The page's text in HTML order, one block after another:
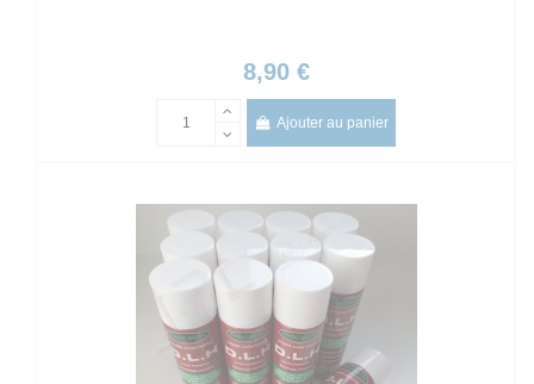
8,90 €
Ajouter au panier